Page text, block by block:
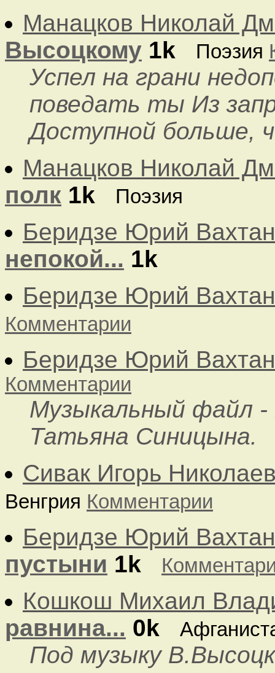
Манацков Николай
Высоцкому 1k Поэзия
Успел на грани
поведать ты Из
Доступной больше,
Манацков Николай
полк 1k Поэзия
Беридзе Юрий
непокой... 1k
Беридзе Юрий
Комментарии
Беридзе Юрий
Комментарии
Музыкальный файл
Татьяна Синицына.
Сивак Игорь
Венгрия Комментарии
Беридзе Юрий
пустыни 1k
Кошкош Михаил
равнина... 0k
Под музыку